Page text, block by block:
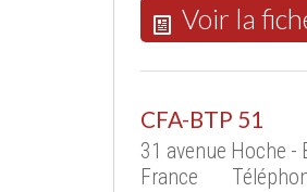
Voir la
CFA-BTP 51
31 avenue Hoche -
France